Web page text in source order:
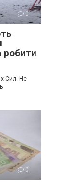
0
робити
Сил. Не
0